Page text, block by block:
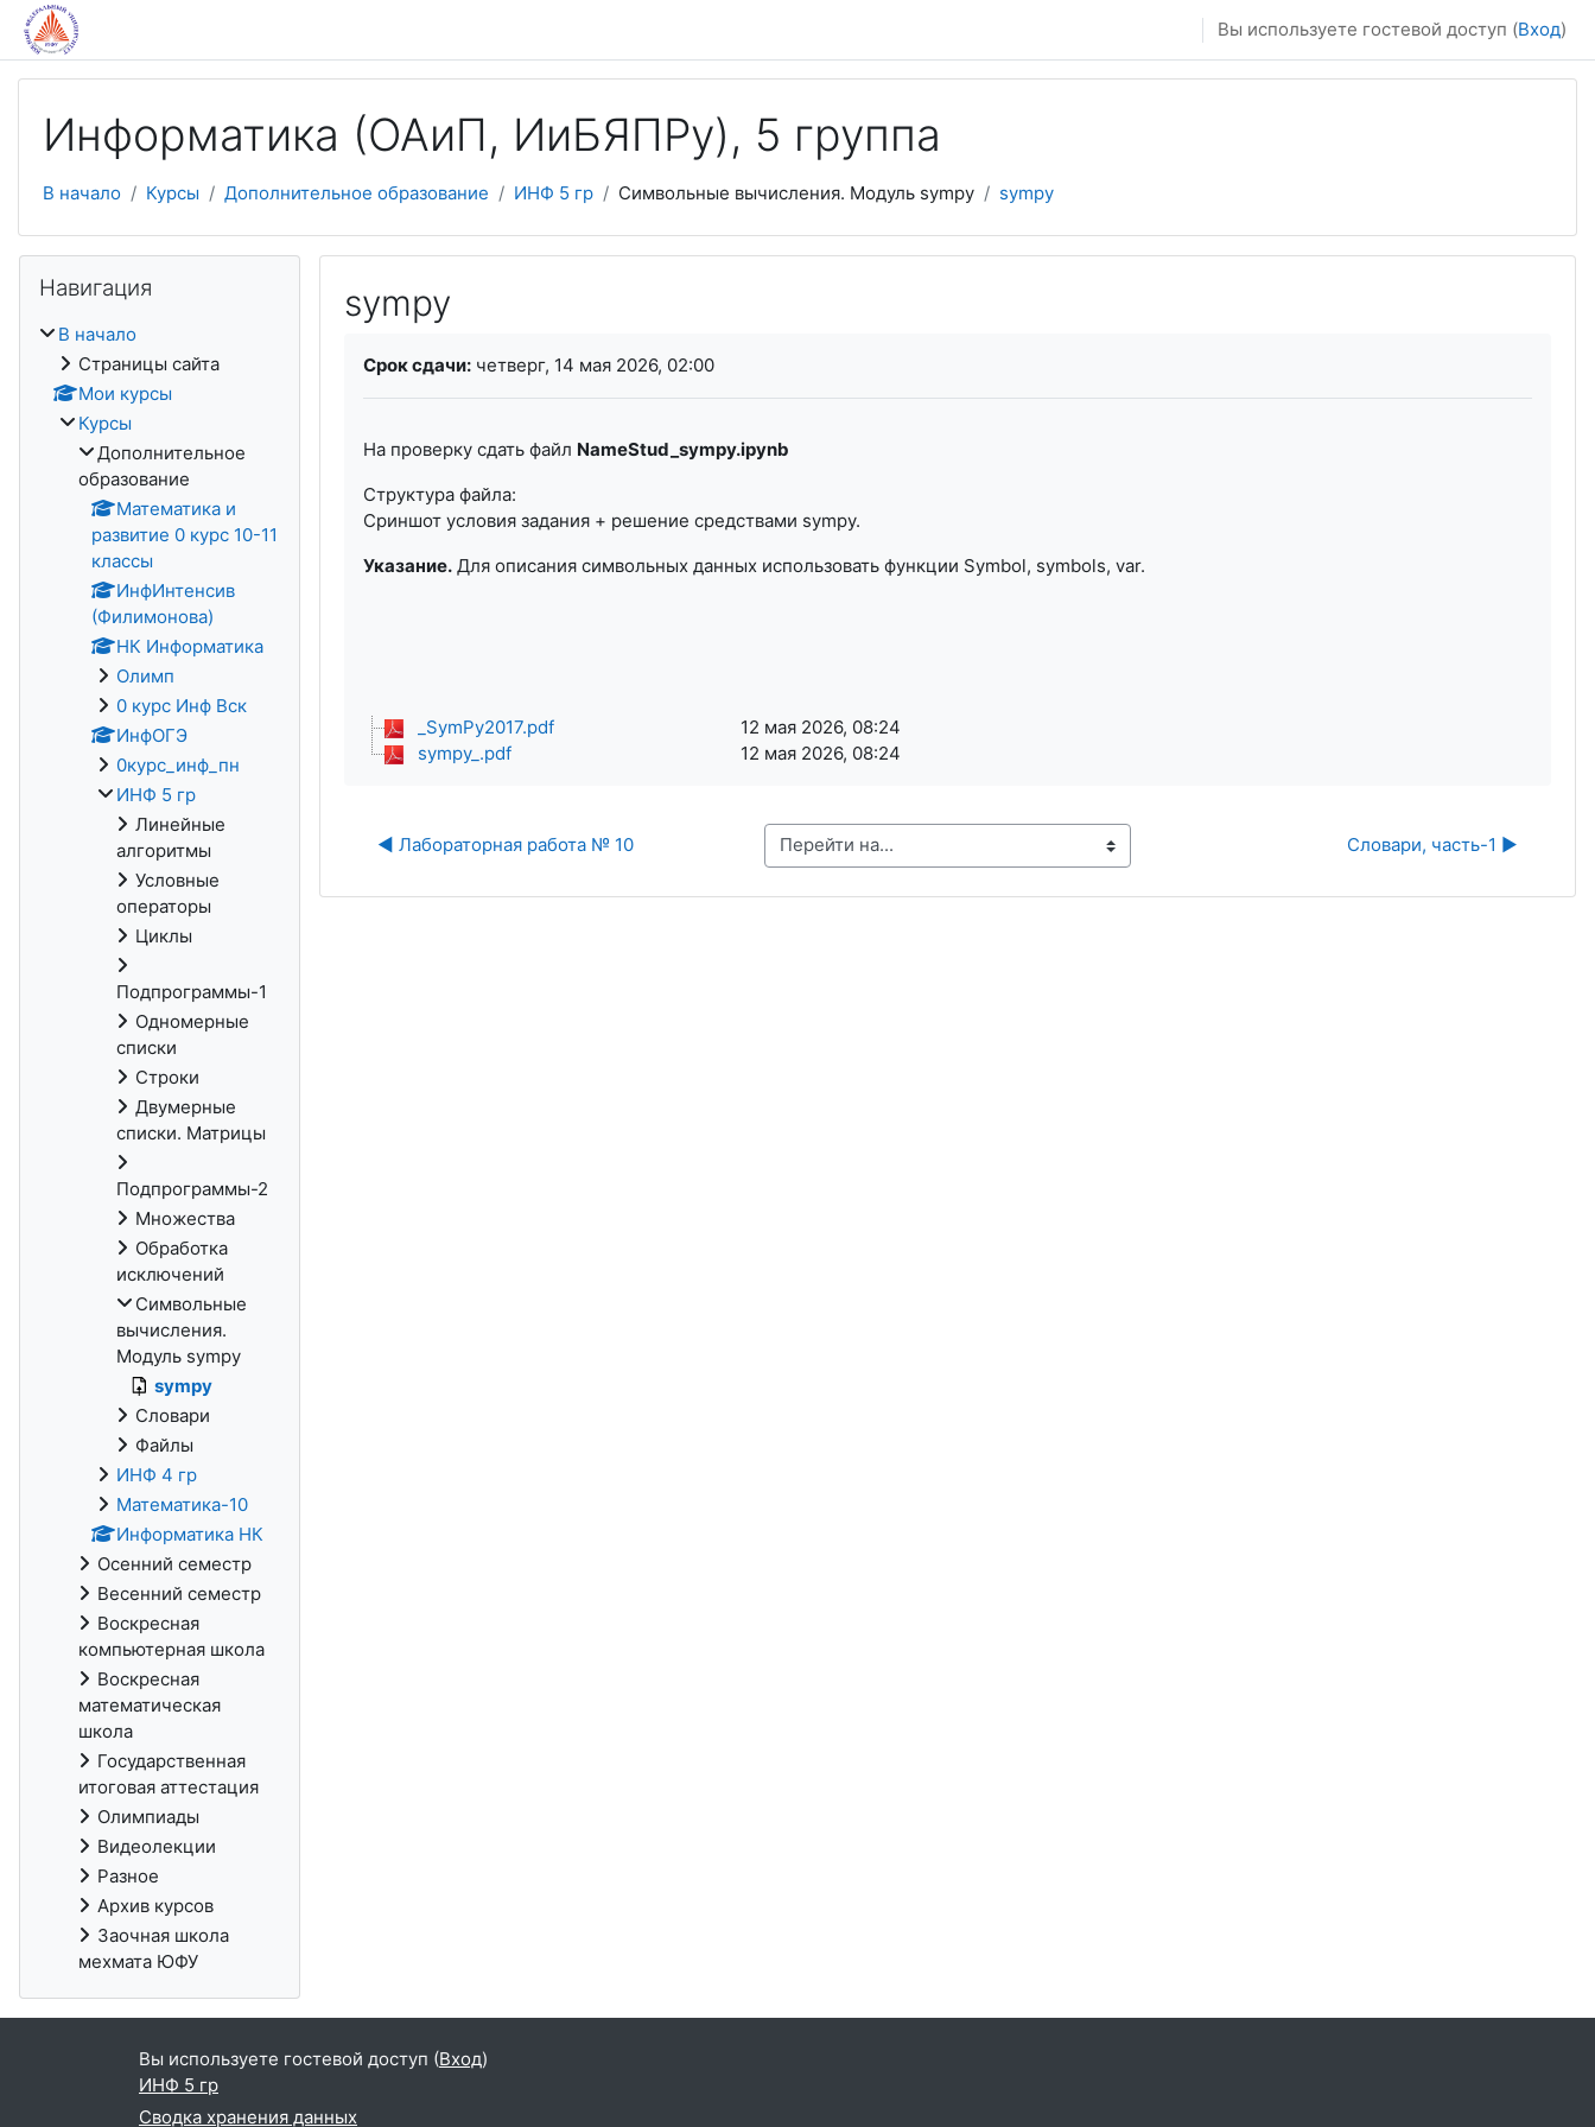
Перейти к основному содержанию
Вы используете гостевой доступ (Вход)
Информатика (ОАиП, ИиБЯПPy), 5 группа
В начало Курсы Дополнительное образование ИНФ 5 гр Символьные вычисления. Модуль sympy sympy
sympy
Срок сдачи:четверг, 14 мая 2026, 02:00
На проверку сдать файл NameStud_sympy.ipynb
Структура файла:
Сриншот условия задания + решение средствами sympy.
Указание.Для описания символьных данных использовать функции Symbol, symbols, var.
_SymPy2017.pdf
12 мая 2026, 08:24
sympy_.pdf
12 мая 2026, 08:24
◀︎ Лабораторная работа № 10 Перейти на... Словари, часть-1 ▶︎
Навигация
В начало
Страницы сайта
Мои курсы
Курсы
Дополнительное
образование
Математика и
развитие 0 курс 10-11
классы
ИнфИнтенсив
(Филимонова)
НК Информатика
Олимп
0 курс Инф Вск
ИнфОГЭ
0курс_инф_пн
ИНФ 5 гр
Линейные
алгоритмы
Условные
операторы
Циклы
Подпрограммы-1
Одномерные
списки
Строки
Двумерные
списки. Матрицы
Подпрограммы-2
Множества
Обработка
исключений
Символьные
вычисления.
Модуль sympy
sympy
Словари
Файлы
ИНФ 4 гр
Математика-10
Информатика НК
Осенний семестр
Весенний семестр
Воскресная
компьютерная школа
Воскресная
математическая
школа
Государственная
итоговая аттестация
Олимпиады
Видеолекции
Разное
Архив курсов
Заочная школа
мехмата ЮФУ
Вы используете гостевой доступ (Вход)
ИНФ 5 гр
Сводка хранения данных